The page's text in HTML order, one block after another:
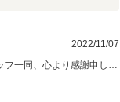
2022/11/07
一同、心より感謝申し上